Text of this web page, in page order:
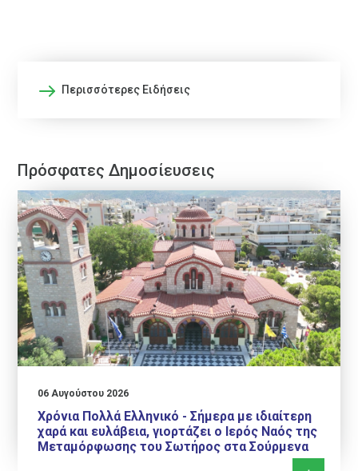
Περισσότερες Ειδήσεις
Πρόσφατες Δημοσίευσεις
06 Αυγούστου 2026
Χρόνια Πολλά Ελληνικό - Σήμερα με ιδιαίτερη
χαρά και ευλάβεια, γιορτάζει ο Ιερός Ναός της
Μεταμόρφωσης του Σωτήρος στα Σούρμενα